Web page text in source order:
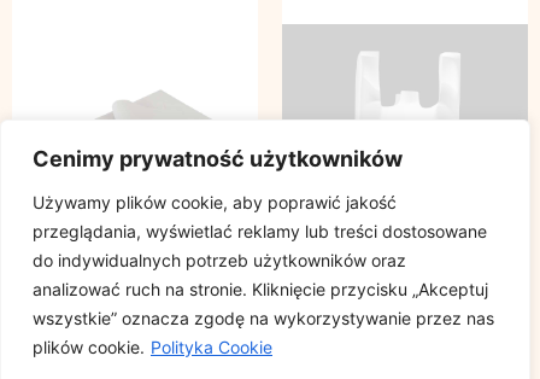
Cenimy prywatność użytkowników
Używamy plików cookie, aby poprawić jakość
przeglądania, wyświetlać reklamy lub treści dostosowane
do indywidualnych potrzeb użytkowników oraz
analizować ruch na stronie. Kliknięcie przycisku „Akceptuj
wszystkie” oznacza zgodę na wykorzystywanie przez nas
plików cookie. Polityka Cookie
Papier pakowy gazeta
rozmiar 30x40cm, cena za